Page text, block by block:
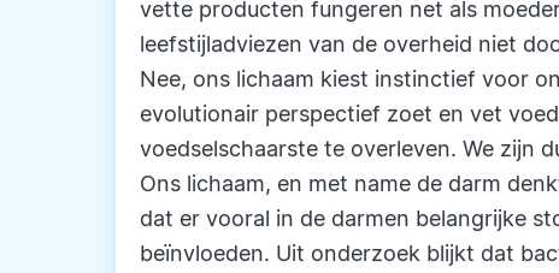
vette producten fungeren net als
leefstijladviezen van de overheid niet
Nee, ons lichaam kiest instinctief voor
evolutionair perspectief zoet en vet
voedselschaarste te overleven. We zijn
Ons lichaam, en met name de darm
dat er vooral in de darmen belangrijke
beïnvloeden. Uit onderzoek blijkt dat